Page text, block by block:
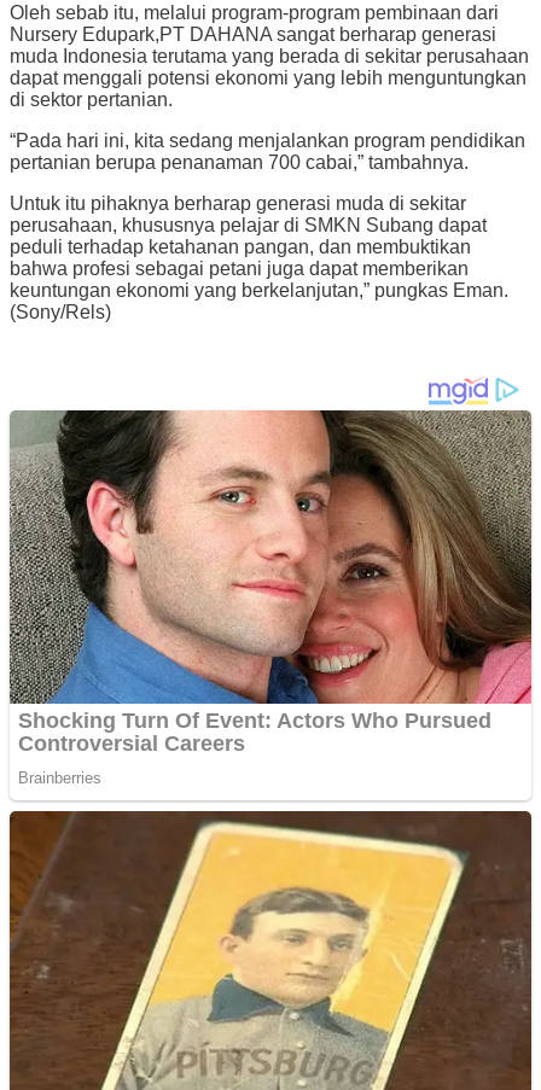
Oleh sebab itu, melalui program-program pembinaan dari
Nursery Edupark,PT DAHANA sangat berharap generasi
muda Indonesia terutama yang berada di sekitar perusahaan
dapat menggali potensi ekonomi yang lebih menguntungkan
di sektor pertanian.
“Pada hari ini, kita sedang menjalankan program pendidikan
pertanian berupa penanaman 700 cabai,” tambahnya.
Untuk itu pihaknya berharap generasi muda di sekitar
perusahaan, khususnya pelajar di SMKN Subang dapat
peduli terhadap ketahanan pangan, dan membuktikan
bahwa profesi sebagai petani juga dapat memberikan
keuntungan ekonomi yang berkelanjutan,” pungkas Eman.
(Sony/Rels)